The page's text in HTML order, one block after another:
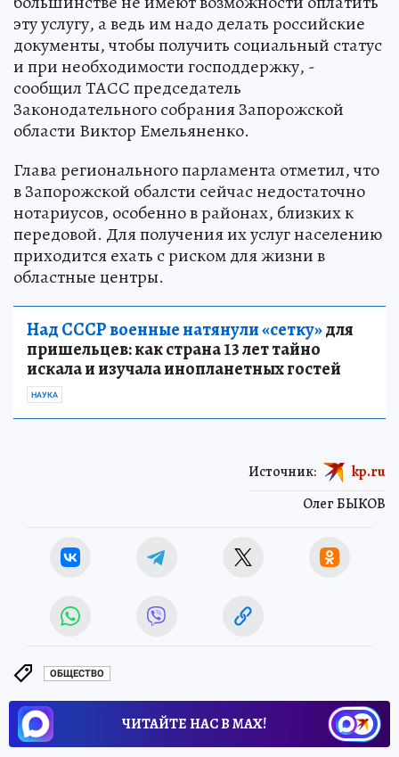
эту услугу, а ведь им надо делать российские
документы, чтобы получить социальный статус
и при необходимости господдержку, -
сообщил ТАСС председатель
Законодательного собрания Запорожской
области Виктор Емельяненко.
Глава регионального парламента отметил, что
в Запорожской обалсти сейчас недостаточно
нотариусов, особенно в районах, близких к
передовой. Для получения их услуг населению
приходится ехать с риском для жизни в
областные центры.
Над СССР военные натянули «сетку»для
пришельцев: как страна 13 лет тайно
искала и изучала инопланетных гостей
НАУКА
Олег БЫКОВ
Источник: kp.ru
ОБЩЕСТВО
ЧИТАЙТЕ НАС В МАХ!